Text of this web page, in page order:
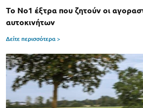
Το Νο1 έξτρα που ζητούν οι
αυτοκινήτων
Δείτε περισσότερα >